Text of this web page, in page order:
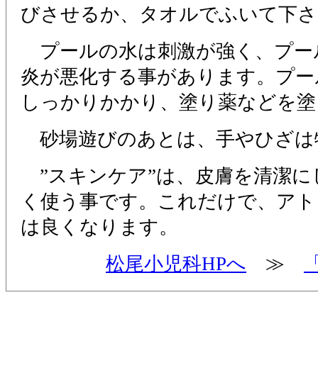
びさせるか、タオルでふいて下
プールの水は刺激が強く、プ
炎が悪化する事があります。プ
しっかりかかり、塗り薬などを
砂場遊びのあとは、手やひざ
”スキンケア”は、皮膚を清潔
く使う事です。これだけで、ア
は良くなります。
松尾小児科HPへ ≫